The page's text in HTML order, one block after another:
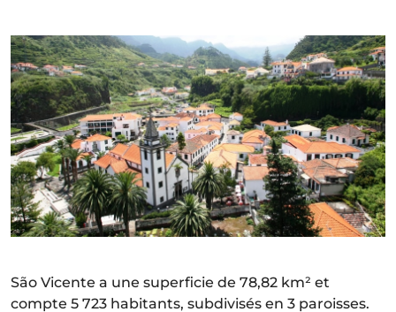
São Vicente a une superficie de 78,82 km² et
compte 5 723 habitants, subdivisés en 3 paroisses.